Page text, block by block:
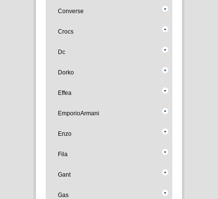
Converse
Crocs
Dc
Dorko
Effea
EmporioArmani
Enzo
Fila
Gant
Gas